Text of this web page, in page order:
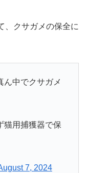
、クサガメの保全に
ん中でクサガメ
猫用捕獲器で保
7, 2024